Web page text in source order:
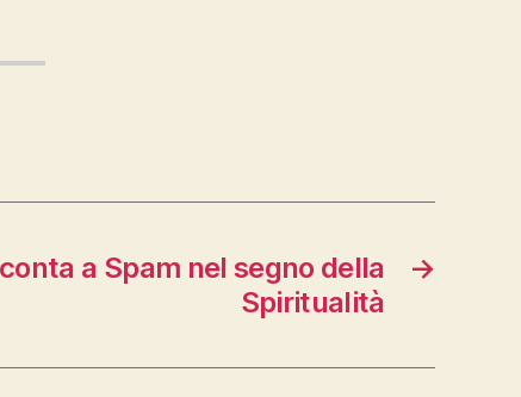
→
a Spam nel segno della
Spiritualità